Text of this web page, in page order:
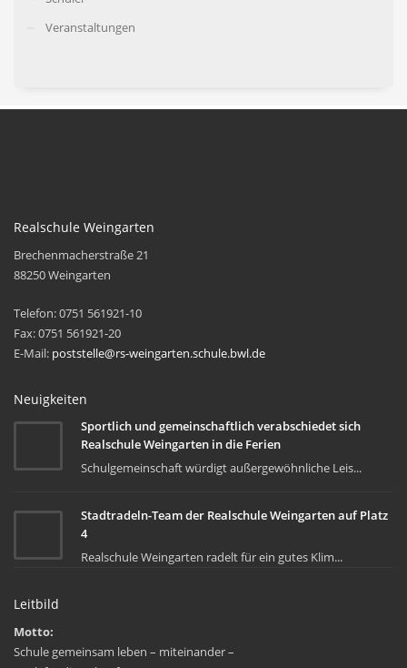
Veranstaltungen
Realschule Weingarten
Brechenmacherstraße 21
88250 Weingarten
Telefon: 0751 561921-10
Fax: 0751 561921-20
E-Mail: poststelle@rs-weingarten.schule.bwl.de
Neuigkeiten
Sportlich und gemeinschaftlich verabschiedet sich
Realschule Weingarten in die Ferien
Schulgemeinschaft würdigt außergewöhnliche Leis...
Stadtradeln-Team der Realschule Weingarten auf Platz
4
Realschule Weingarten radelt für ein gutes Klim...
Leitbild
Motto:
Schule gemeinsam leben – miteinander –